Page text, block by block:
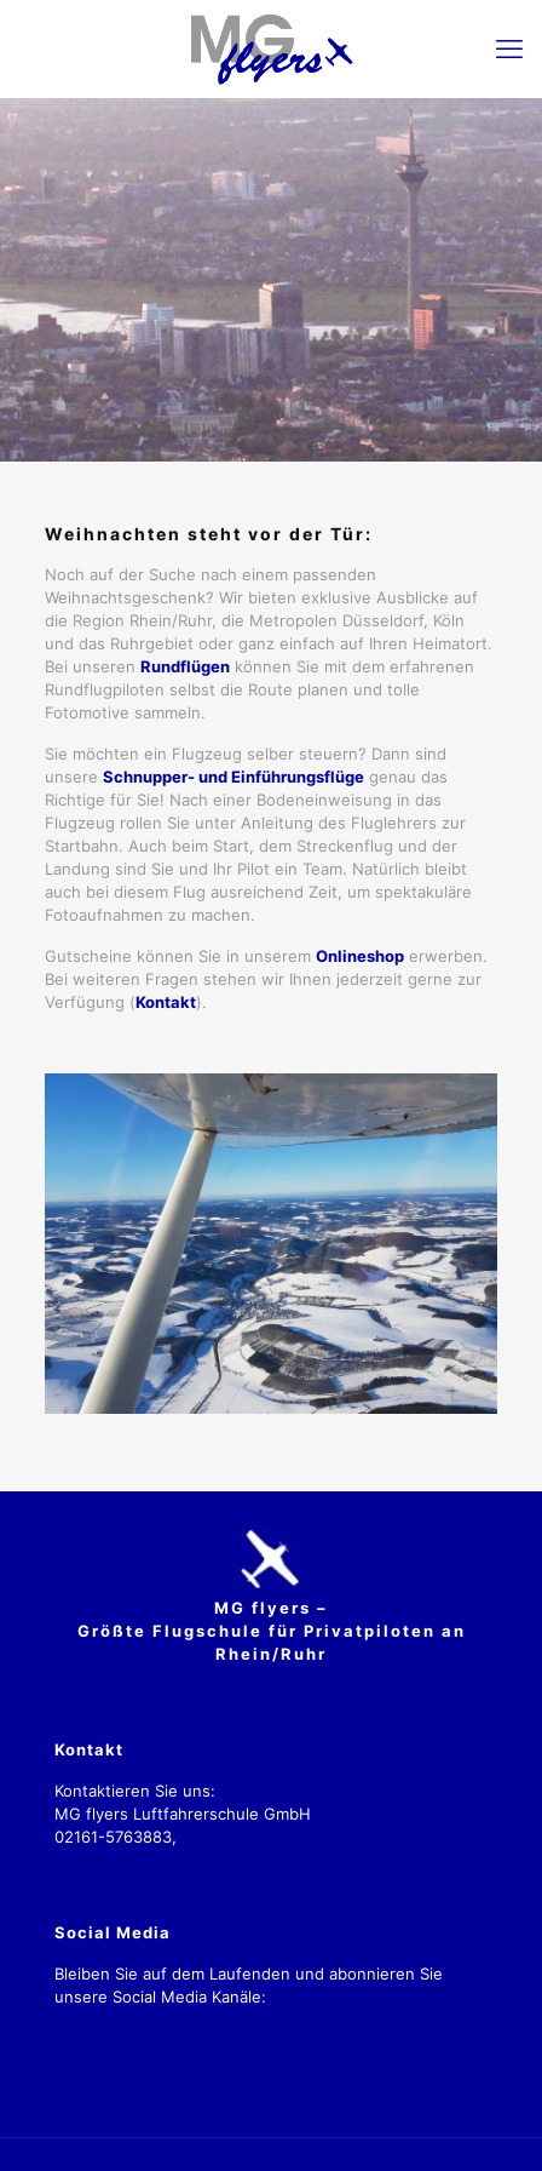
Weihnachten steht vor der Tür:
Noch auf der Suche nach einem passenden
Weihnachtsgeschenk? Wir bieten exklusive Ausblicke auf
die Region Rhein/Ruhr, die Metropolen Düsseldorf, Köln
und das Ruhrgebiet oder ganz einfach auf Ihren Heimatort.
Bei unseren Rundflügenkönnen Sie mit dem erfahrenen
Rundflugpiloten selbst die Route planen und tolle
Fotomotive sammeln.
Sie möchten ein Flugzeug selber steuern? Dann sind
unsere Schnupper- und Einführungsflügegenau das
Richtige für Sie! Nach einer Bodeneinweisung in das
Flugzeug rollen Sie unter Anleitung des Fluglehrers zur
Startbahn. Auch beim Start, dem Streckenflug und der
Landung sind Sie und Ihr Pilot ein Team. Natürlich bleibt
auch bei diesem Flug ausreichend Zeit, um spektakuläre
Fotoaufnahmen zu machen.
Gutscheine können Sie in unserem Onlineshoperwerben.
Bei weiteren Fragen stehen wir Ihnen jederzeit gerne zur
Verfügung (Kontakt).
MG flyers –
Größte Flugschule für Privatpiloten an
Rhein/Ruhr
Kontakt
Kontaktieren Sie uns:
MG flyers Luftfahrerschule GmbH
02161-5763883,
Social Media
Bleiben Sie auf dem Laufenden und abonnieren Sie
unsere Social Media Kanäle: